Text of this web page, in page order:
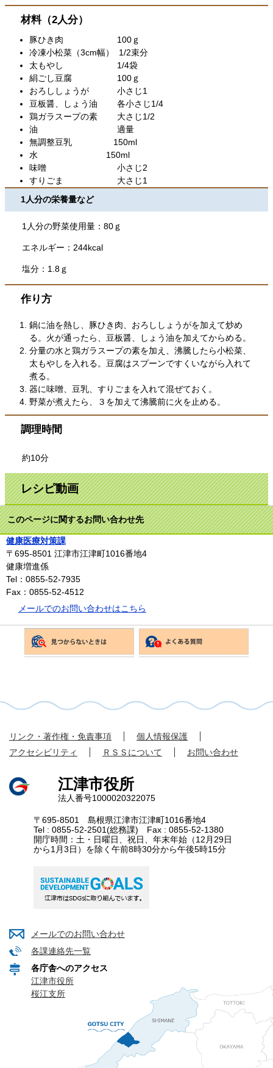
材料（2人分）
​​豚ひき肉 100ｇ
冷凍小松菜（3cm幅） 1/2束分
太もやし 1/4袋
絹ごし豆腐 100ｇ
おろししょうが 小さじ1
豆板醤、しょう油 各小さじ1/4
鶏ガラスープの素 大さじ1/2
油 適量
無調整豆乳 150ml
水 150ml
味噌 小さじ2
すりごま 大さじ1
1人分の栄養量など
1人分の野菜使用量：80ｇ
エネルギー：244kcal
塩分：1.8ｇ
作り方
鍋に油を熱し、豚ひき肉、おろししょうがを加えて炒め
る。火が通ったら、豆板醤、しょう油を加えてからめる。
分量の水と鶏ガラスープの素を加え、沸騰したら小松菜、
太もやしを入れる。豆腐はスプーンですくいながら入れて
煮る。
器に味噌、豆乳、すりごまを入れて混ぜておく。
野菜が煮えたら、３を加えて沸騰前に火を止める。
調理時間
約10分
レシピ動画
このページに関するお問い合わせ先
健康医療対策課
〒695-8501 江津市江津町1016番地4
健康増進係
Tel：0855-52-7935
Fax：0855-52-4512
メールでのお問い合わせはこちら
リンク・著作権・免責事項
個人情報保護
アクセシビリティ
ＲＳＳについて お問い合わせ
江津市役所
法人番号1000020322075
〒695-8501 島根県江津市江津町1016番地4
Tel : 0855-52-2501(総務課) Fax : 0855-52-1380
開庁時間：土・日曜日、祝日、年末年始（12月29日
から1月3日）を除く午前8時30分から午後5時15分
メールでのお問い合わせ
各課連絡先一覧
各庁舎へのアクセス
江津市役所
桜江支所